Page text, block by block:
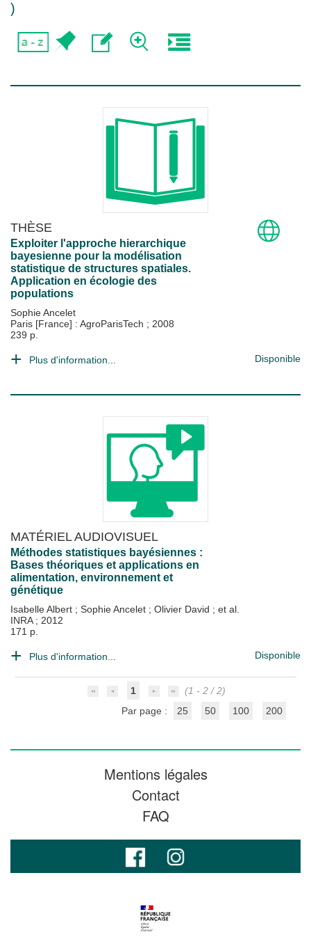
)
THÈSE
Exploiter l'approche hierarchique
bayesienne pour la modélisation
statistique de structures spatiales.
Application en écologie des
populations
Sophie Ancelet
Paris [France] : AgroParisTech ; 2008
239 p.
Plus d'information... Disponible
MATÉRIEL AUDIOVISUEL
Méthodes statistiques bayésiennes :
Bases théoriques et applications en
alimentation, environnement et
génétique
Isabelle Albert ; Sophie Ancelet ; Olivier David ; et al.
INRA ; 2012
171 p.
Plus d'information... Disponible
1
(1 - 2 / 2)
Par page :
25 50 100 200
Mentions légales
Contact
FAQ